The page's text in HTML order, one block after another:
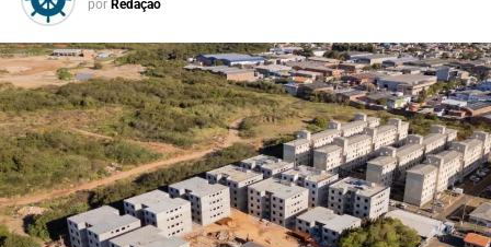
por Redação